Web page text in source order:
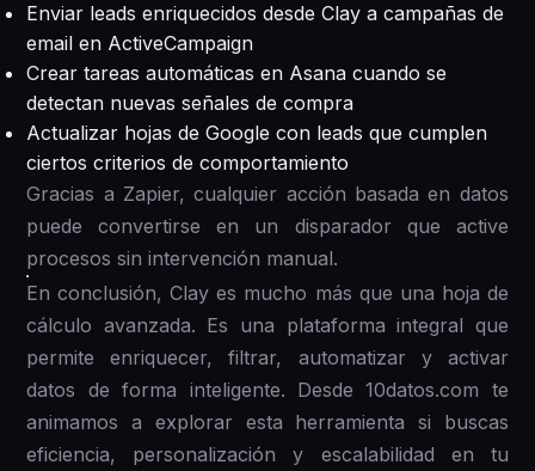
Enviar leads enriquecidos desde Clay a campañas de
email en ActiveCampaign
Crear tareas automáticas en Asana cuando se
detectan nuevas señales de compra
Actualizar hojas de Google con leads que cumplen
ciertos criterios de comportamiento
Gracias a Zapier, cualquier acción basada en datos
puede convertirse en un disparador que active
procesos sin intervención manual.
En conclusión, Clay es mucho más que una hoja de
cálculo avanzada. Es una plataforma integral que
permite enriquecer, filtrar, automatizar y activar
datos de forma inteligente. Desde 10datos.com te
animamos a explorar esta herramienta si buscas
eficiencia, personalización y escalabilidad en tu